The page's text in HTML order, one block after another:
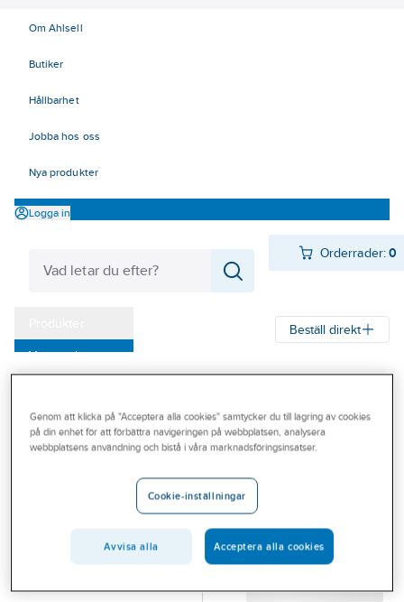
Om Ahlsell
Butiker
Hållbarhet
Jobba hos oss
Nya produkter
Logga in
Orderrader:0
Varumärken
Outlet
Branscher
Beställ direkt
Bärregel
HE160A
MONTERAD REGEL
4529-01 HE180
Artikelnummer:
8452990
Genom att klicka på "Acceptera alla cookies" samtycker du till lagring av cookies
på din enhet för att förbättra navigeringen på webbplatsen, analysera
webbplatsens användning och bistå i våra marknadsföringsinsatser.
Cookie-inställningar
Avvisa alla Acceptera alla cookies